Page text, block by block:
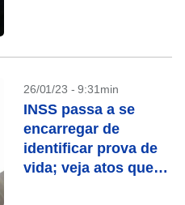
26/01/23 - 9:31min
INSS passa a se
encarregar de
identificar prova de
vida; veja atos que